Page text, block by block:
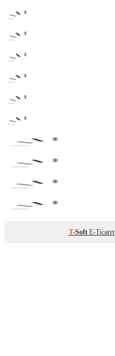
T-Soft E-Ticaret